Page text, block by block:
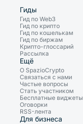
Гиды
Гид по Web3
Гид по крипто
Гид по кошелькам
Гид по биржам
Крипто-глоссарий
Рассылка
Ещё
О SpazioCrypto
Связаться с нами
Частые вопросы
Стать участником
Бесплатные виджеты
Оговорки
RSS-лента
Для бизнеса